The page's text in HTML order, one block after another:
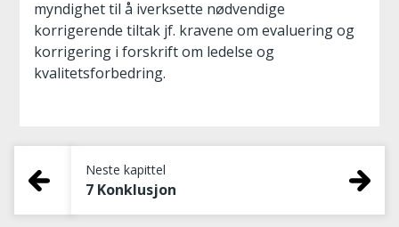
myndighet til å iverksette nødvendige
korrigerende tiltak jf. kravene om evaluering og
korrigering i forskrift om ledelse og
kvalitetsforbedring.
Neste kapittel
7 Konklusjon